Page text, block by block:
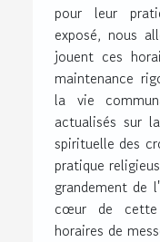
pour leur
exposé, nous
jouent ces
maintenance
la vie
actualisés sur
spirituelle des
pratique
grandement de
cœur de cette
horaires de